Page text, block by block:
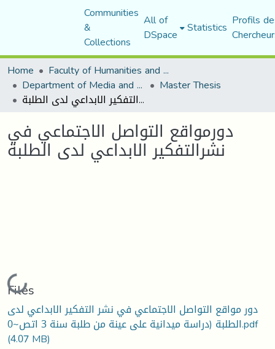
Communities
&
Collections
All of
DSpace Statistics Profils
Home
Faculty of Humanities and Social Sciences
Department of Media and Communication Studies Master Thesis
دورمواقع التواصل الاجتماعي في نشرالتفكير الابداعي لدى الطلبة
دورمواقع التواصل الاجتماعي في
نشرالتفكير الابداعي لدى الطلبة
Loading...
Files
دور مواقع التواصل الاجتماعي في نشر التفكير الابداعي لدى
الطلبة (دراسة ميدانية على عينة من طلبة سنة 3 اتص~0.pdf
(4.07 MB)